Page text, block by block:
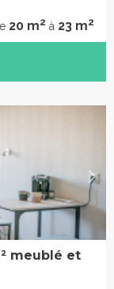
20 m2 à 23 m2
meublé et